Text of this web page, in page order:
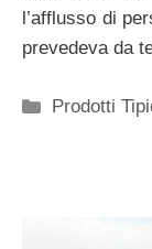
l’afflusso di
prevedeva da
Categorie
Prodotti